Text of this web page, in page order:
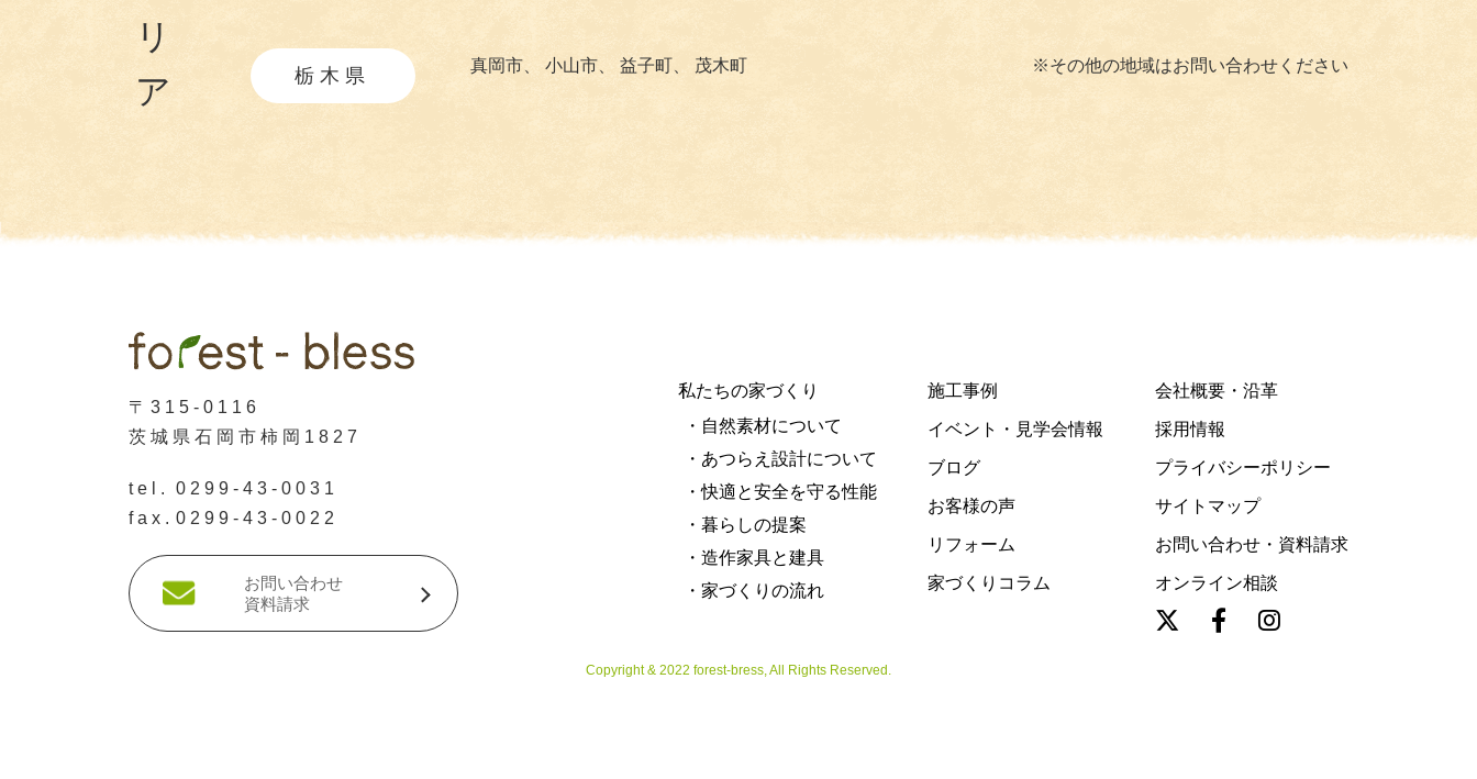
栃木県 真岡市、 小山市、 益子町、 茂木町 ※その他の地域はお問い合わせください
〒315-0116
茨城県石岡市柿岡1827
tel.
0299-43-0031
fax. 0299-43-0022
お問い合わせ
資料請求
私たちの家づくり
・自然素材について
・あつらえ設計について
・快適と安全を守る性能
・暮らしの提案
・造作家具と建具
・家づくりの流れ
施工事例
イベント・見学会情報
ブログ
お客様の声
リフォーム
家づくりコラム
会社概要・沿革
採用情報
プライバシーポリシー
サイトマップ
お問い合わせ・資料請求
オンライン相談
Copyright & 2022 forest-bress, All Rights Reserved.